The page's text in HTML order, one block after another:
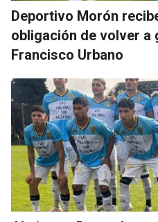
Deportivo Morón
obligación de volver a
Francisco Urbano